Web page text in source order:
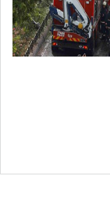
哈里与梅根亮